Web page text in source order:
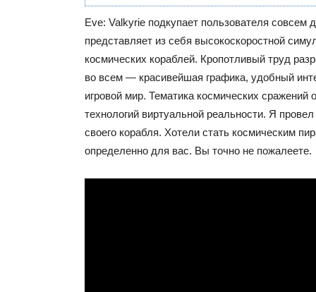
Eve: Valkyrie подкупает пользователя совсем
представляет из себя высокоскоростной
космических кораблей. Кропотливый труд
во всем — красивейшая графика, удобный
игровой мир. Тематика космических сражений
технологий виртуальной реальности. Я
своего корабля. Хотели стать космическим
определенно для вас. Вы точно не пожалеете.